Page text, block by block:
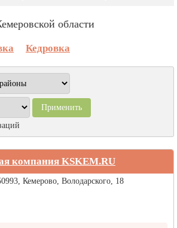
области
Кедровка
компания KSKEM.RU
Кемерово, Володарского, 18